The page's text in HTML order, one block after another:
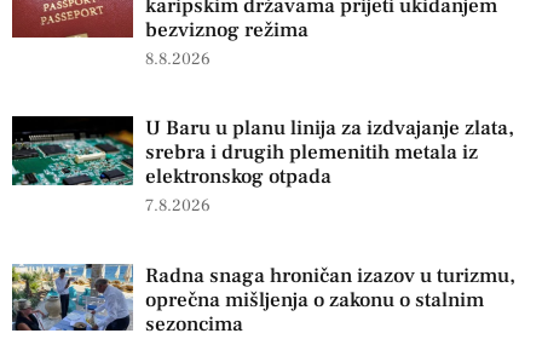
karipskim državama prijeti ukidanjem
bezviznog režima
8.8.2026
U Baru u planu linija za izdvajanje zlata,
srebra i drugih plemenitih metala iz
elektronskog otpada
7.8.2026
Radna snaga hroničan izazov u turizmu,
oprečna mišljenja o zakonu o stalnim
sezoncima